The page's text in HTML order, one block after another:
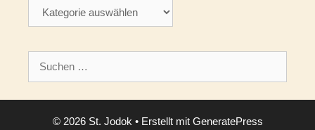
nach:
© 2026 St. Jodok • Erstellt mit GeneratePress